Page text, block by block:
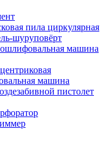
пила циркулярная
шуруповёрт
машина
машина
пистолет